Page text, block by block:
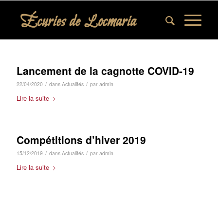
Lancement de la cagnotte COVID-19
22/04/2020 / dans Actualités / par admin
Lire la suite
Compétitions d’hiver 2019
15/12/2019 / dans Actualités / par admin
Lire la suite